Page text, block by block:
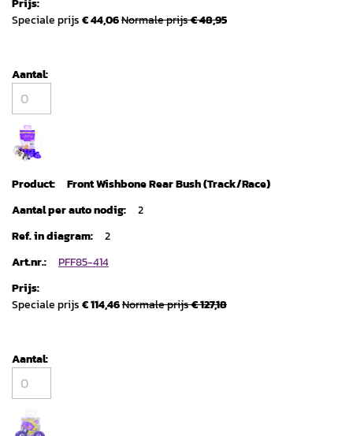
Speciale prijs€ 44,06Normale prijs€ 48,95
Front Wishbone Rear Bush (Track/Race)
2
2
PFF85-414
Speciale prijs€ 114,46Normale prijs€ 127,18